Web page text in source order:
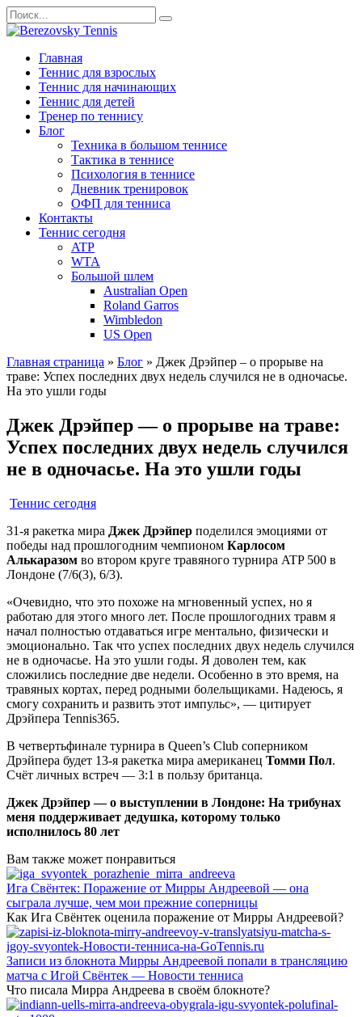
Перейти
к
содержанию
Search
for:
Главная
Теннис для взрослых
Теннис для начинающих
Теннис для детей
Тренер по теннису
Блог
Техника в большом теннисе
Тактика в теннисе
Психология в теннисе
Дневник тренировок
ОФП для тенниса
Контакты
Теннис сегодня
ATP
WTA
Большой шлем
Australian Open
Roland Garros
Wimbledon
US Open
Главная страница » Блог » Джек Дрэйпер – о прорыве на
траве: Успех последних двух недель случился не в одночасье.
На это ушли годы
Джек Дрэйпер — о прорыве на траве:
Успех последних двух недель случился
не в одночасье. На это ушли годы
Теннис сегодня
31-я ракетка мира Джек Дрэйпер поделился эмоциями от
победы над прошлогодним чемпионом Карлосом
Алькаразом во втором круге травяного турнира ATP 500 в
Лондоне (7/6(3), 6/3).
«Очевидно, что это похоже на мгновенный успех, но я
работаю для этого много лет. После прошлогодних травм я
начал полностью отдаваться игре ментально, физически и
эмоционально. Так что успех последних двух недель случился
не в одночасье. На это ушли годы. Я доволен тем, как
сложились последние две недели. Особенно в это время, на
травяных кортах, перед родными болельщиками. Надеюсь, я
смогу сохранить и развить этот импульс», — цитирует
Дрэйпера Tennis365.
В четвертьфинале турнира в Queen’s Club соперником
Дрэйпера будет 13-я ракетка мира американец Томми Пол.
Счёт личных встреч — 3:1 в пользу британца.
Джек Дрэйпер — о выступлении в Лондоне: На трибунах
меня поддерживает дедушка, которому только
исполнилось 80 лет
Вам также может понравиться
Ига Свёнтек: Поражение от Мирры Андреевой — она
сыграла лучше, чем мои прежние соперницы
Как Ига Свёнтек оценила поражение от Мирры Андреевой?
Записи из блокнота Мирры Андреевой попали в трансляцию
матча с Игой Свёнтек — Новости тенниса
Что писала Мирра Андреева в своём блокноте?